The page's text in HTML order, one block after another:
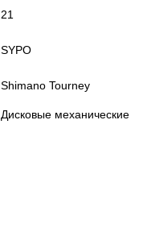
21
SYPO
Shimano Tourney
Дисковые механические